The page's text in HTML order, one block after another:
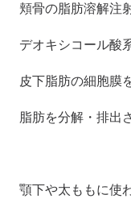
頬骨の脂肪溶解注
デオキシコール酸
皮下脂肪の細胞膜
脂肪を分解・排出
顎下や太ももに使